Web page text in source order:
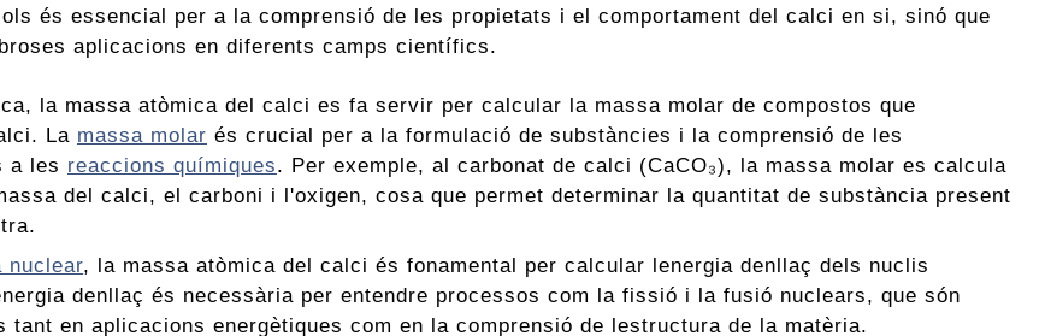
és essencial per a la comprensió de les propietats i el comportament del calci en si, sinó que
aplicacions en diferents camps científics.
la massa atòmica del calci es fa servir per calcular la massa molar de compostos que
La massa molar és crucial per a la formulació de substàncies i la comprensió de les
a les reaccions químiques. Per exemple, al carbonat de calci (CaCO₃), la massa molar es calcula
del calci, el carboni i l'oxigen, cosa que permet determinar la quantitat de substància present
nuclear, la massa atòmica del calci és fonamental per calcular lenergia denllaç dels nuclis
denllaç és necessària per entendre processos com la fissió i la fusió nuclears, que són
tant en aplicacions energètiques com en la comprensió de lestructura de la matèria.